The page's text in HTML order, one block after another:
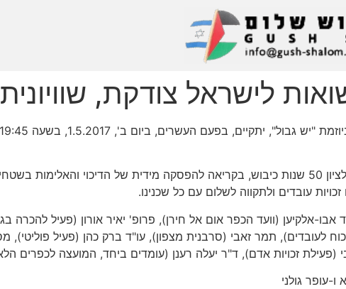
לישראל צודקת, שוויונית
באירוע בו יודלקו משואות לציון 50 שנות כיבוש, בקריאה להפסקה מידית של
עובדים ולתקווה לשלום עם כל שכנינו.
אבו-אלקיען (וועד הכפר אום אל חירן), פרופ' יאיר אורון (פעיל
לעובדים), תמר זאבי (סרבנית מצפון), עו"ד ברק כהן (פעיל
(פעילת זכויות אדם), ד"ר יעלה רענן (עומדים ביחד, המועצה לכפרים
ו-עופר גולני